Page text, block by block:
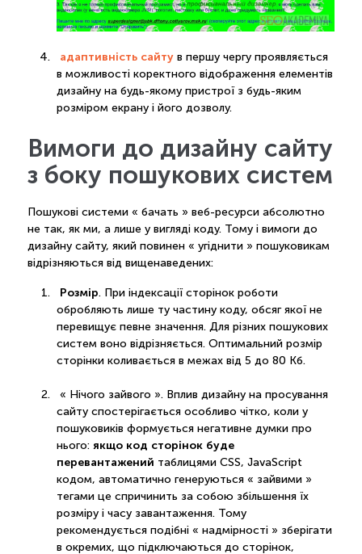
адаптивність сайтув першу чергу проявляється
в можливості коректного відображення елементів
дизайну на будь-якому пристрої з будь-яким
розміром екрану і його дозволу.
Вимоги до дизайну сайту
з боку пошукових систем
Пошукові системи « бачать » веб-ресурси абсолютно
не так, як ми, а лише у вигляді коду. Тому і вимоги до
дизайну сайту, який повинен « угіднити » пошуковикам
відрізняються від вищенаведених:
Розмір. При індексації сторінок роботи
обробляють лише ту частину коду, обсяг якої не
перевищує певне значення. Для різних пошукових
систем воно відрізняється. Оптимальний розмір
сторінки коливається в межах від 5 до 80 Кб.
« Нічого зайвого ». Вплив дизайну на просування
сайту спостерігається особливо чітко, коли у
пошуковиків формується негативне думки про
нього: якщо код сторінок буде
перевантажений таблицями CSS, JavaScript
кодом, автоматично генеруються « зайвими »
тегами це спричинить за собою збільшення їх
розміру і часу завантаження. Тому
рекомендується подібні « надмірності » зберігати
в окремих, що підключаються до сторінок,